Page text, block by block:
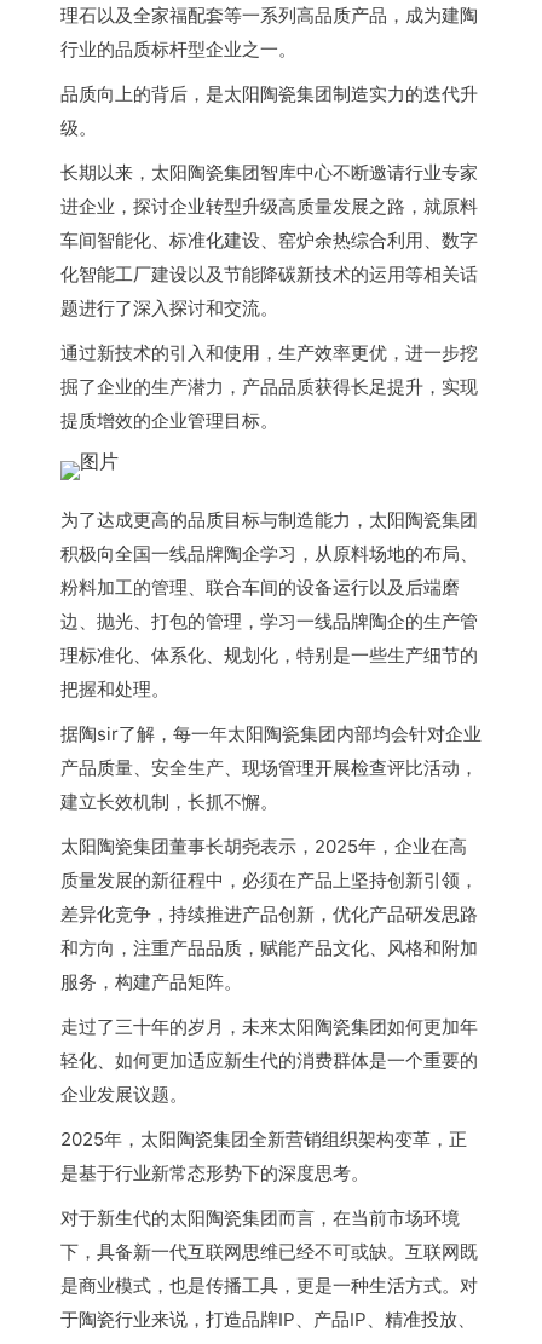
理石以及全家福配套等一系列高品质产品，成为建陶
行业的品质标杆型企业之一。
品质向上的背后，是太阳陶瓷集团制造实力的迭代升
级。
长期以来，太阳陶瓷集团智库中心不断邀请行业专家
进企业，探讨企业转型升级高质量发展之路，就原料
车间智能化、标准化建设、窑炉余热综合利用、数字
化智能工厂建设以及节能降碳新技术的运用等相关话
题进行了深入探讨和交流。
通过新技术的引入和使用，生产效率更优，进一步挖
掘了企业的生产潜力，产品品质获得长足提升，实现
提质增效的企业管理目标。
为了达成更高的品质目标与制造能力，太阳陶瓷集团
积极向全国一线品牌陶企学习，从原料场地的布局、
粉料加工的管理、联合车间的设备运行以及后端磨
边、抛光、打包的管理，学习一线品牌陶企的生产管
理标准化、体系化、规划化，特别是一些生产细节的
把握和处理。
据陶sir了解，每一年太阳陶瓷集团内部均会针对企业
产品质量、安全生产、现场管理开展检查评比活动，
建立长效机制，长抓不懈。
太阳陶瓷集团董事长胡尧表示，2025年，企业在高
质量发展的新征程中，必须在产品上坚持创新引领，
差异化竞争，持续推进产品创新，优化产品研发思路
和方向，注重产品品质，赋能产品文化、风格和附加
服务，构建产品矩阵。
走过了三十年的岁月，未来太阳陶瓷集团如何更加年
轻化、如何更加适应新生代的消费群体是一个重要的
企业发展议题。
2025年，太阳陶瓷集团全新营销组织架构变革，正
是基于行业新常态形势下的深度思考。
对于新生代的太阳陶瓷集团而言，在当前市场环境
下，具备新一代互联网思维已经不可或缺。互联网既
是商业模式，也是传播工具，更是一种生活方式。对
于陶瓷行业来说，打造品牌IP、产品IP、精准投放、